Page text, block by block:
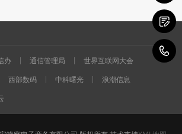
办 通信管理局
世界互联网大会
西部数码 中科曙光
浪潮信息